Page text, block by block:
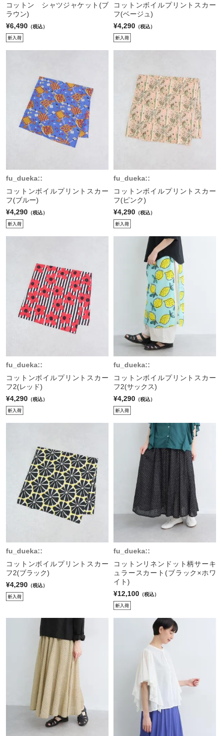
コットン シャツジャケット(ブ
ラウン)
¥6,490 （税込）
コットンボイルプリントスカー
フ(ベージュ)
¥4,290 （税込）
fu_dueka::
コットンボイルプリントスカー
フ(ブルー)
¥4,290 （税込）
fu_dueka::
コットンボイルプリントスカー
フ(ピンク)
¥4,290 （税込）
fu_dueka::
コットンボイルプリントスカー
フ2(レッド)
¥4,290 （税込）
fu_dueka::
コットンボイルプリントスカー
フ2(サックス)
¥4,290 （税込）
fu_dueka::
コットンボイルプリントスカー
フ2(ブラック)
¥4,290 （税込）
fu_dueka::
コットンリネンドット柄サーキ
ュラースカート(ブラック×ホワ
イト)
¥12,100 （税込）